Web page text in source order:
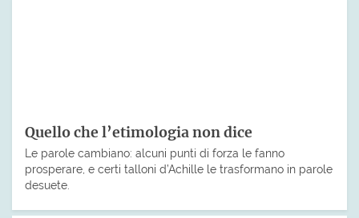
Quello che l’etimologia non dice
Le parole cambiano: alcuni punti di forza le fanno
prosperare, e certi talloni d’Achille le trasformano in parole
desuete.